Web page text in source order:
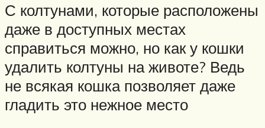
С колтунами, которые расположены
даже в доступных местах
справиться можно, но как у кошки
удалить колтуны на животе? Ведь
не всякая кошка позволяет даже
гладить это нежное место